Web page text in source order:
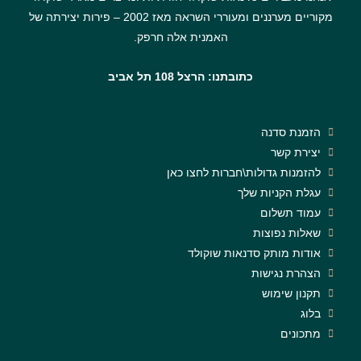
מקוריים מערננים ומעוררי השראה מאז 2002 – פירות יצירתה של
האמנית אלה חרפק.
כתובתנו: הרצל 108 תל אביב
הזמנת סדנה
יצירת קשר
להזמנות גדולות\חברות לחצו כאן
עגלת הקניות שלך
עמוד תשלום
שאלות נפוצות
אודות מותק סדנאות שוקולד
הצהרת נגישות
תקנון שימוש
בלוג
מתכונים